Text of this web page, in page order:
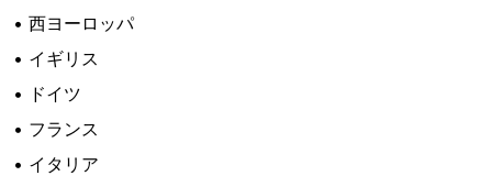
• 西ヨーロッパ
• イギリス
• ドイツ
• フランス
• イタリア